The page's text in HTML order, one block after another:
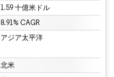
1.59 十億米ドル
8.91% CAGR
アジア太平洋
北米